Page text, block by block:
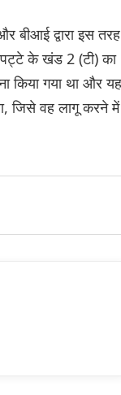
बीआई द्वारा इस तरह
के खंड 2 (टी) का
किया गया था और यह
जिसे वह लागू करने में